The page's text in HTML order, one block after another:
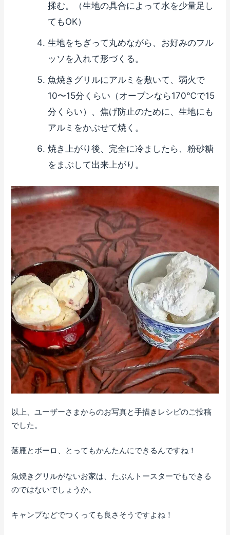
揉む。（生地の具合によって水を少量足し
てもOK）
生地をちぎって丸めながら、お好みのフル
ッソを入れて形づくる。
魚焼きグリルにアルミを敷いて、弱火で
10〜15分くらい（オーブンなら170℃で15
分くらい）、焦げ防止のために、生地にも
アルミをかぶせて焼く。
焼き上がり後、完全に冷ましたら、粉砂糖
をまぶして出来上がり。
以上、ユーザーさまからのお写真と手描きレシピのご投稿
でした。
落雁とボーロ、とってもかんたんにできるんですね！
魚焼きグリルがないお家は、たぶんトースターでもできる
のではないでしょうか。
キャンプなどでつくっても良さそうですよね！